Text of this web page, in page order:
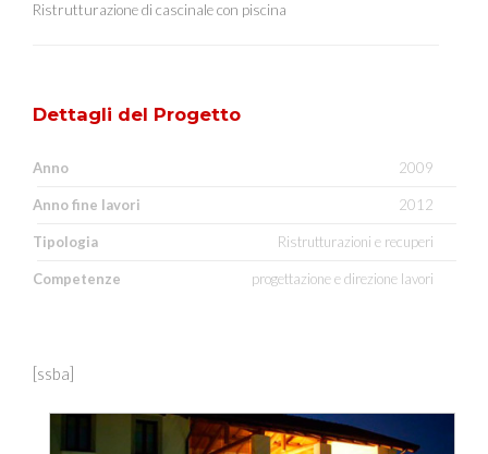
Ristrutturazione di cascinale con piscina
Dettagli del Progetto
Anno 2009
Anno fine lavori 2012
Tipologia Ristrutturazioni e recuperi
Competenze progettazione e direzione lavori
[ssba]